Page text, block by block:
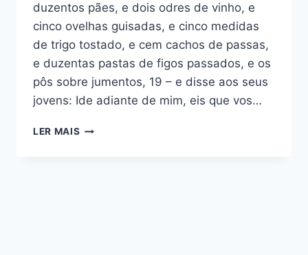
duzentos pães, e dois odres de vinho, e
cinco ovelhas guisadas, e cinco medidas
de trigo tostado, e cem cachos de passas,
e duzentas pastas de figos passados, e os
pôs sobre jumentos, 19 – e disse aos seus
jovens: Ide adiante de mim, eis que vos…
LER MAIS 1